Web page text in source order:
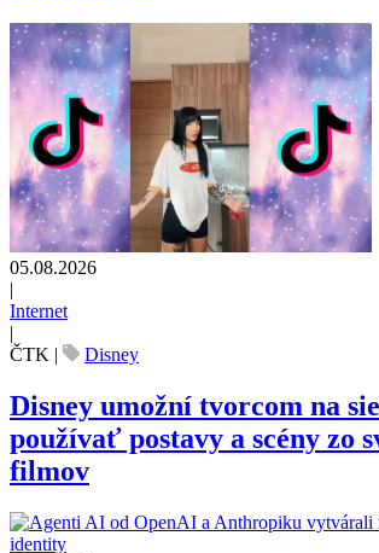
05.08.2026
|
Internet
|
ČTK | Disney
Disney umožní tvorcom na
používať postavy a scény zo
filmov